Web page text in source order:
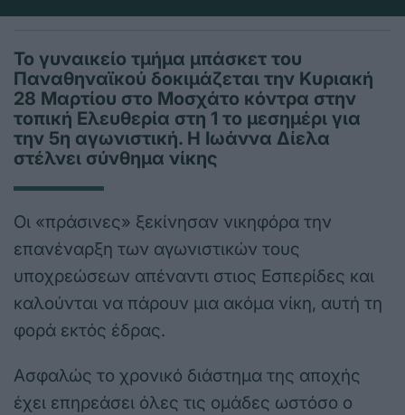
Το γυναικείο τμήμα μπάσκετ του
Παναθηναϊκού δοκιμάζεται την Κυριακή
28 Μαρτίου στο Μοσχάτο κόντρα στην
τοπική Ελευθερία στη 1 το μεσημέρι για
την 5η αγωνιστική. Η Ιωάννα Δίελα
στέλνει σύνθημα νίκης
Οι «πράσινες» ξεκίνησαν νικηφόρα την
επανέναρξη των αγωνιστικών τους
υποχρεώσεων απέναντι στιος Εσπερίδες και
καλούνται να πάρουν μια ακόμα νίκη, αυτή τη
φορά εκτός έδρας.
Ασφαλώς το χρονικό διάστημα της αποχής
έχει επηρεάσει όλες τις ομάδες ωστόσο ο